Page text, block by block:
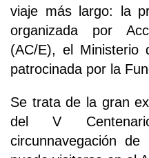
viaje más largo: la
organizada por
(AC/E), el Ministerio
patrocinada por la
Se trata de la gran
del V
circunnavegación